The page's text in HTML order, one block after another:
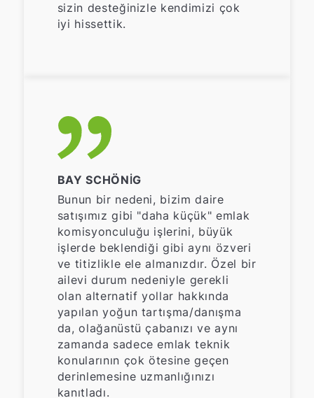
sizin desteğinizle kendimizi çok
iyi hissettik.
BAY SCHÖNIG
Bunun bir nedeni, bizim daire
satışımız gibi "daha küçük" emlak
komisyonculuğu işlerini, büyük
işlerde beklendiği gibi aynı özveri
ve titizlikle ele almanızdır. Özel bir
ailevi durum nedeniyle gerekli
olan alternatif yollar hakkında
yapılan yoğun tartışma/danışma
da, olağanüstü çabanızı ve aynı
zamanda sadece emlak teknik
konularının çok ötesine geçen
derinlemesine uzmanlığınızı
kanıtladı.